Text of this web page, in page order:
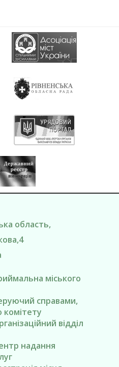
область,
міського
справами,
комітету
відділ
надання